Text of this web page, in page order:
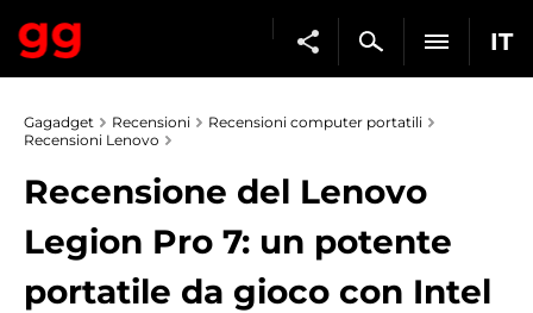
IT
Gagadget Recensioni
Recensioni computer portatili
Recensioni Lenovo
Recensione del Lenovo
Legion Pro 7: un potente
portatile da gioco con Intel